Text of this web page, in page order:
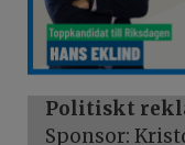
Politiskt
Sponsor: